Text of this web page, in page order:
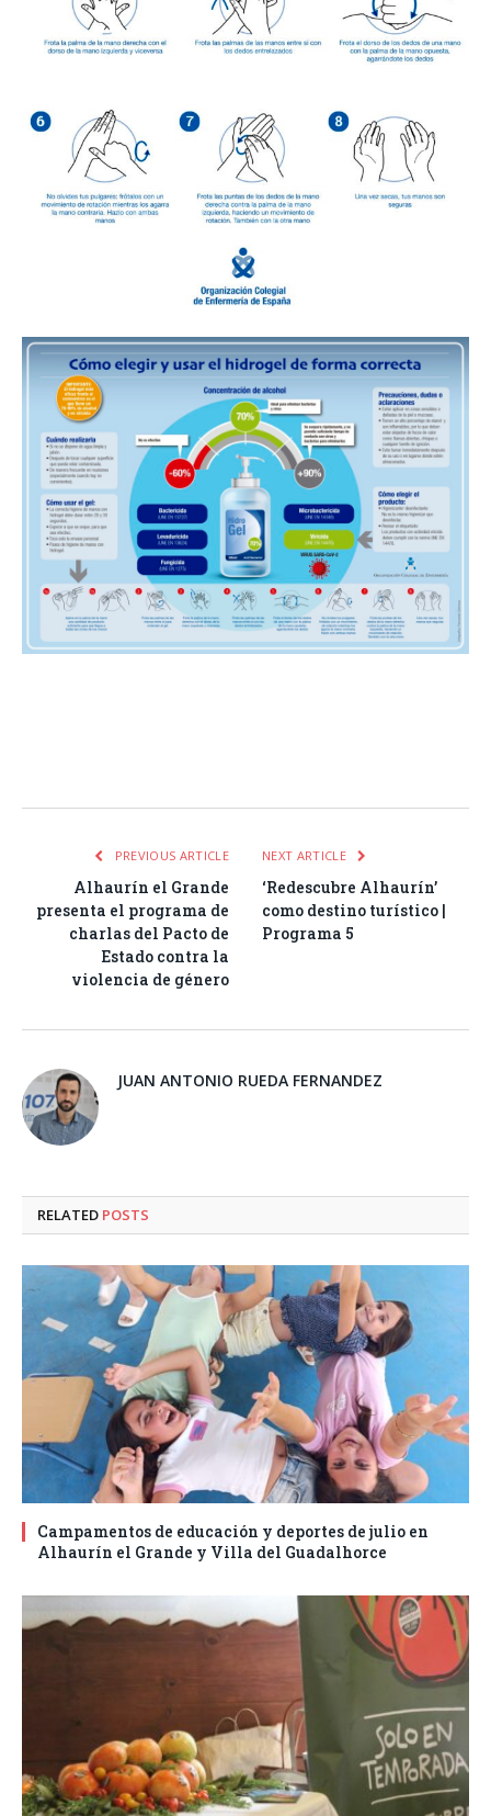
PREVIOUS ARTICLE
Alhaurín el Grande
presenta el programa de
charlas del Pacto de
Estado contra la
violencia de género
NEXT ARTICLE
‘Redescubre Alhaurín’
como destino turístico |
Programa 5
JUAN ANTONIO RUEDA FERNANDEZ
RELATED POSTS
Campamentos de educación y deportes de julio en
Alhaurín el Grande y Villa del Guadalhorce